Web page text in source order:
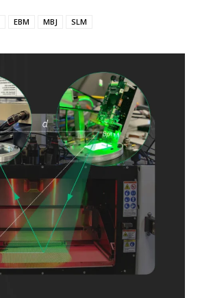
EBM MBJ SLM